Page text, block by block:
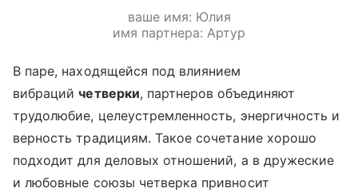
ваше имя: Юлия
имя партнера: Артур
В паре, находящейся под влиянием
вибраций четверки, партнеров объединяют
трудолюбие, целеустремленность, энергичность и
верность традициям. Такое сочетание хорошо
подходит для деловых отношений, а в дружеские
и любовные союзы четверка привносит